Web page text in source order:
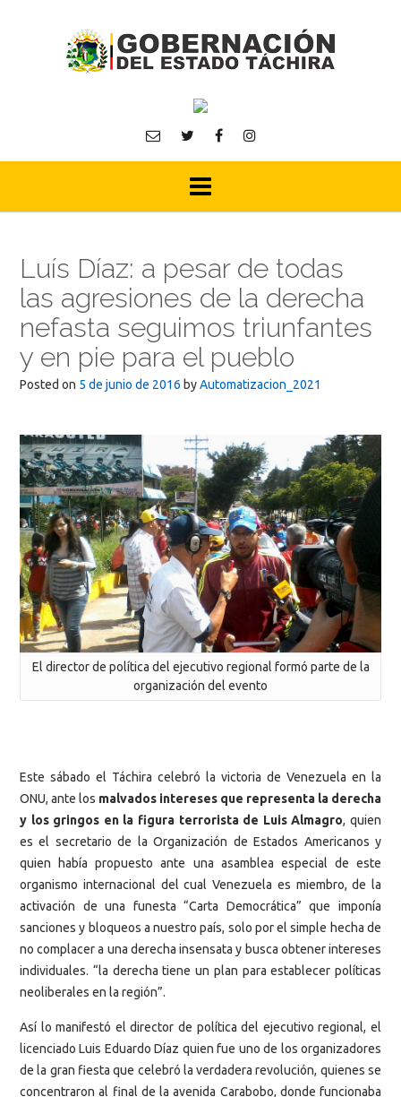
Luís Díaz: a pesar de todas
las agresiones de la derecha
nefasta seguimos triunfantes
y en pie para el pueblo
Posted on 5 de junio de 2016 byAutomatizacion_2021
El director de política del ejecutivo regional formó parte de la
organización del evento
Este sábado el Táchira celebró la victoria de Venezuela en la
ONU, ante los malvados intereses que representa la derecha
y los gringos en la figura terrorista de Luis Almagro, quien
es el secretario de la Organización de Estados Americanos y
quien había propuesto ante una asamblea especial de este
organismo internacional del cual Venezuela es miembro, de la
activación de una funesta “Carta Democrática” que imponía
sanciones y bloqueos a nuestro país, solo por el simple hecha de
no complacer a una derecha insensata y busca obtener intereses
individuales. “la derecha tiene un plan para establecer políticas
neoliberales en la región”.
Así lo manifestó el director de política del ejecutivo regional, el
licenciado Luis Eduardo Díaz quien fue uno de los organizadores
de la gran fiesta que celebró la verdadera revolución, quienes se
concentraron al final de la avenida Carabobo, donde funcionaba